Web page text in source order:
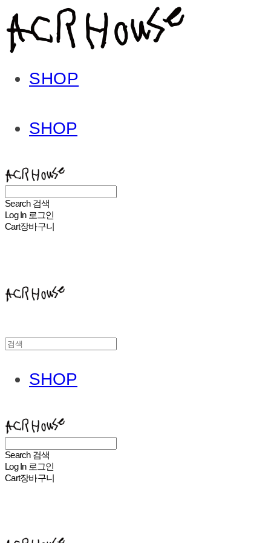
SHOP
SHOP
Search 검색
Log In 로그인
Cart장바구니
SHOP
Search 검색
Log In 로그인
Cart장바구니